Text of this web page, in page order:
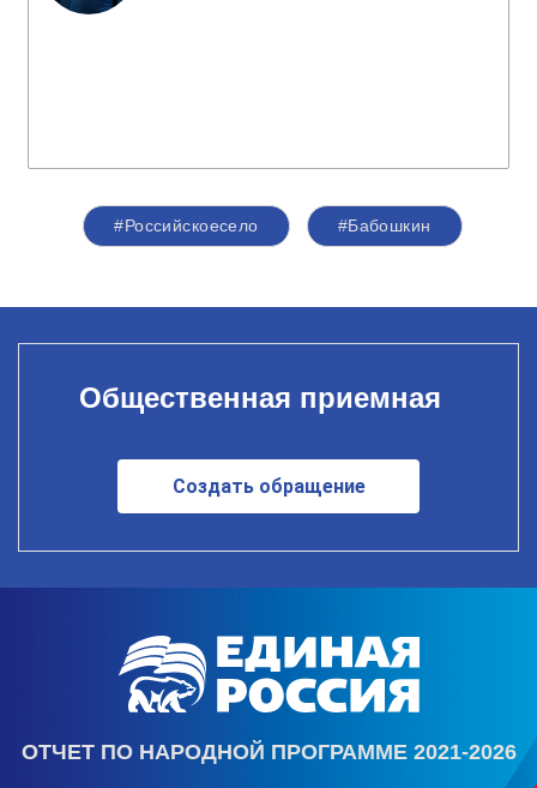
#Российскоесело #Бабошкин
Общественная приемная
Создать обращение
ОТЧЕТ ПО НАРОДНОЙ ПРОГРАММЕ 2021-2026